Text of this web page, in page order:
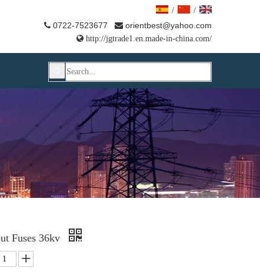
/ /
 0722-7523677  orientbest@yahoo.com
 http://jgtrade1.en.made-in-china.com/
Fuses 36kv